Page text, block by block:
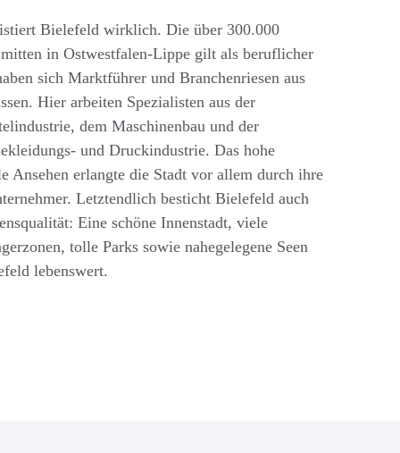
Bielefeld wirklich. Die über 300.000
in Ostwestfalen-Lippe gilt als beruflicher
sich Marktführer und Branchenriesen aus
Hier arbeiten Spezialisten aus der
dem Maschinenbau und der
und Druckindustrie. Das hohe
Ansehen erlangte die Stadt vor allem durch ihre
Letztendlich besticht Bielefeld auch
Eine schöne Innenstadt, viele
tolle Parks sowie nahegelegene Seen
lebenswert.